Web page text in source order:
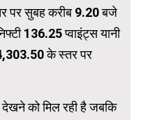
पर सुबह करीब 9.20 बजे
136.25 प्वाइंट्स यानी
के स्तर पर
को मिल रही है जबकि